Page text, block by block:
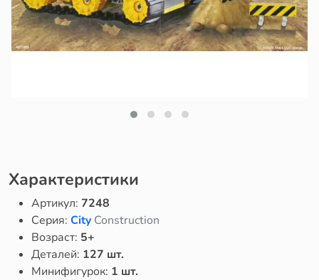
Характеристики
Артикул: 7248
Серия: City Construction
Возраст: 5+
Деталей: 127 шт.
Минифигурок: 1 шт.